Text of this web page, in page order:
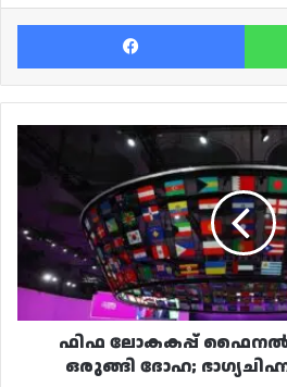
നറുക്കെടുപ്പിന്
ഒരുങ്ങി
ദോഹ;
ഭാഗ്യചിഹ്നവും
ഇന്നറിയാം
ഫിഫ ലോകകപ്പ് ഫൈനൽ
ഒരുങ്ങി ദോഹ;